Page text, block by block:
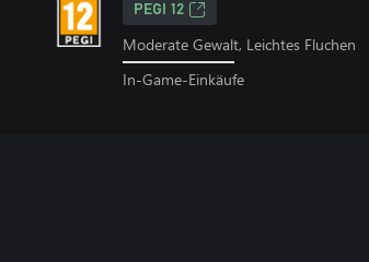
PEGI 12
Moderate Gewalt, Leichtes Fluchen
In-Game-Einkäufe